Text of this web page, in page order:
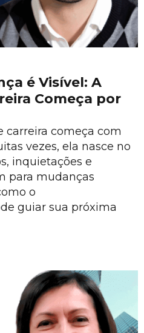
é Visível: A
Começa por
carreira começa com
vezes, ela nasce no
inquietações e
para mudanças
o
guiar sua próxima